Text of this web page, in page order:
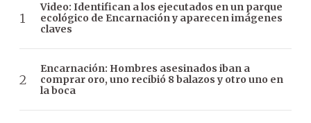
Video: Identifican a los ejecutados en un parque
ecológico de Encarnación y aparecen imágenes
claves
Encarnación: Hombres asesinados iban a
comprar oro, uno recibió 8 balazos y otro uno en
la boca